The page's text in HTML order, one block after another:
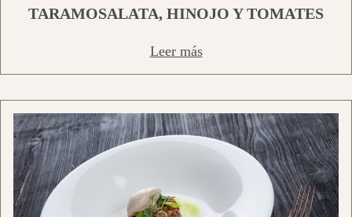
TARAMOSALATA, HINOJO Y TOMATES
Leer más